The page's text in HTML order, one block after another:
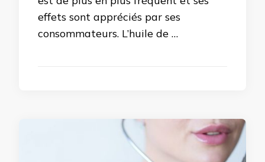
effets sont appréciés par ses
consommateurs. L’huile de …